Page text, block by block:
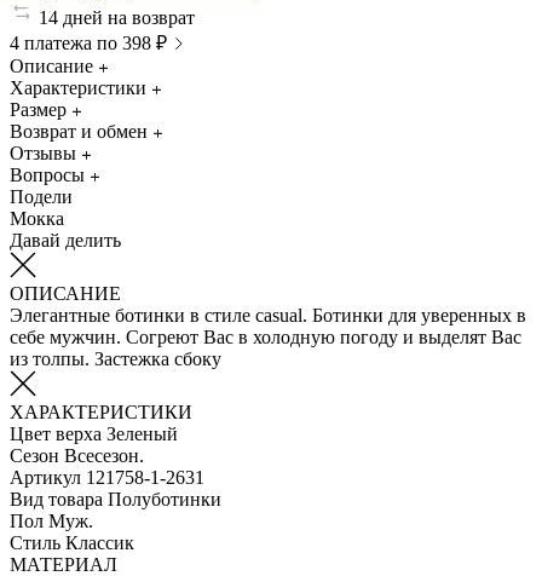
14 дней на возврат
4 платежа по 398 ₽
Описание
Характеристики
Размер
Возврат и обмен
Отзывы
Вопросы
Подели
Мокка
Давай делить
ОПИСАНИЕ
Элегантные ботинки в стиле casual. Ботинки для уверенных в
себе мужчин. Согреют Вас в холодную погоду и выделят Вас
из толпы. Застежка сбоку
ХАРАКТЕРИСТИКИ
Цвет верха Зеленый
Сезон Всесезон.
Артикул 121758-1-2631
Вид товара Полуботинки
Пол Муж.
Стиль Классик
МАТЕРИАЛ